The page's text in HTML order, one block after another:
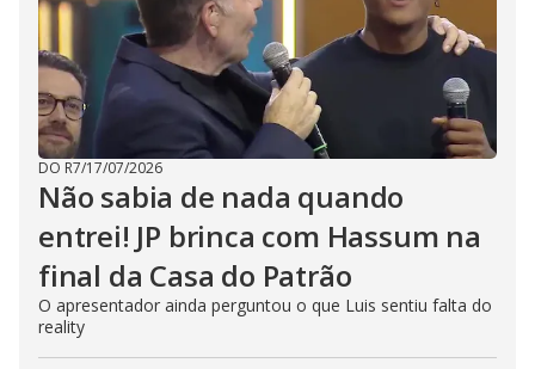
DO R7/17/07/2026
Não sabia de nada quando
entrei! JP brinca com Hassum na
final da Casa do Patrão
O apresentador ainda perguntou o que Luis sentiu falta do
reality